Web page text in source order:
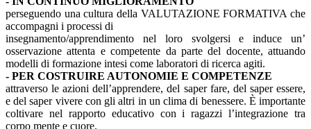
perseguendo una cultura della VALUTAZIONE FORMATIVA che
accompagni i processi di
insegnamento/apprendimento nel loro svolgersi e induce un’
osservazione attenta e competente da parte del docente, attuando
modelli di formazione intesi come laboratori di ricerca agiti.
- PER COSTRUIRE AUTONOMIE E COMPETENZE
attraverso le azioni dell’apprendere, del saper fare, del saper essere,
e del saper vivere con gli altri in un clima di benessere. È importante
coltivare nel rapporto educativo con i ragazzi l’integrazione tra
corpo mente e cuore.